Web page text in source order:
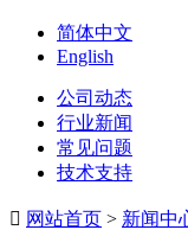
简体中文
English
公司动态
行业新闻
常见问题
技术支持
 网站首页 > 新闻中